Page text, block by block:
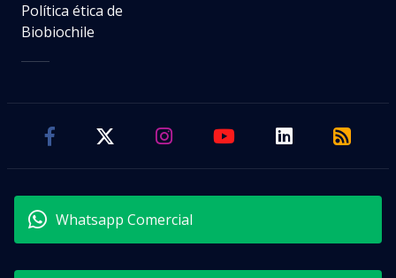
Política ética de
Biobiochile
Whatsapp Comercial